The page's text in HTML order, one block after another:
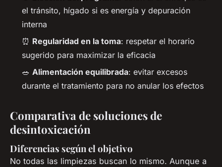
el tránsito, hígado si es energía y depuración
interna
⏰ Regularidad en la toma: respetar el horario
sugerido para maximizar la eficacia
🥗 Alimentación equilibrada: evitar excesos
durante el tratamiento para no anular los efectos
Comparativa de soluciones de
desintoxicación
Diferencias según el objetivo
No todas las limpiezas buscan lo mismo. Aunque a